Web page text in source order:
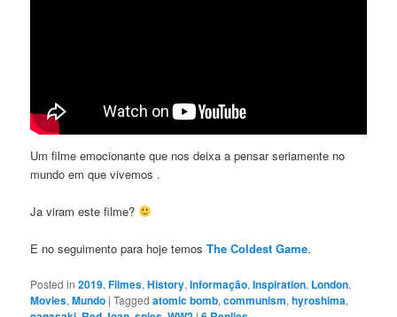
Um filme emocionante que nos deixa a pensar seriamente no
mundo em que vivemos .
Ja viram este filme?
E no seguimento para hoje temosThe Coldest Game.
Posted in 2019,Filmes,History,Informação,Inspiration, London,
Movies,Mundo |Tagged atomic bomb,communism,hyroshima,